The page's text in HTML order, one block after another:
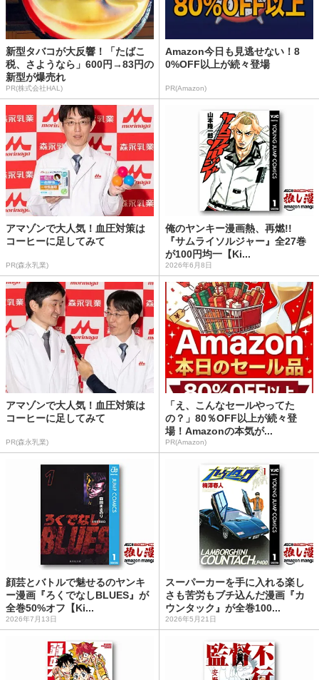
新型タバコが大反響！「たばこ
税、さようなら」600円→83円の
新型が爆売れ
PR(株式会社HAL)
Amazon今日も見逃せない！8
0%OFF以上が続々登場
PR(Amazon)
アマゾンで大人気！血圧対策は
コーヒーに足してみて
PR(森永乳業)
俺のヤンキー漫画熱、再燃!!
『サムライソルジャー』全27巻
が100円均一【Ki...
2026年6月8日
アマゾンで大人気！血圧対策は
コーヒーに足してみて
PR(森永乳業)
「え、こんなセールやってた
の？」80％OFF以上が続々登
場！Amazonの本気が...
PR(Amazon)
顔芸とバトルで魅せるのヤンキ
ー漫画『ろくでなしBLUES』が
全巻50%オフ【Ki...
2026年7月13日
スーパーカーを手に入れる楽し
さも苦労もブチ込んだ漫画『カ
ウンタック』が全巻100...
2026年5月21日